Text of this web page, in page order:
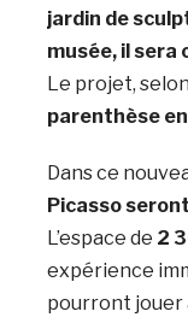
jardin de
musée, il sera
Le projet,
parenthèse
Dans ce
Picasso
L’espace de 2
expérience
pourront jouer